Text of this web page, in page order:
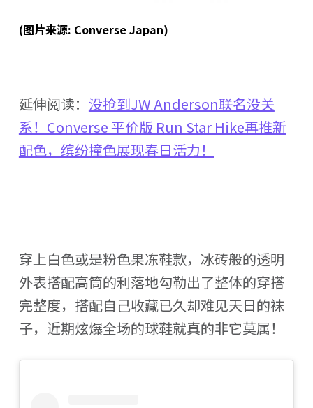
(图片来源: Converse Japan)
延伸阅读： 没抢到JW Anderson联名没关
系！Converse 平价版 Run Star Hike再推新
配色，缤纷撞色展现春日活力！
穿上白色或是粉色果冻鞋款，冰砖般的透明
外表搭配高筒的利落地勾勒出了整体的穿搭
完整度，搭配自己收藏已久却难见天日的袜
子，近期炫爆全场的球鞋就真的非它莫属！